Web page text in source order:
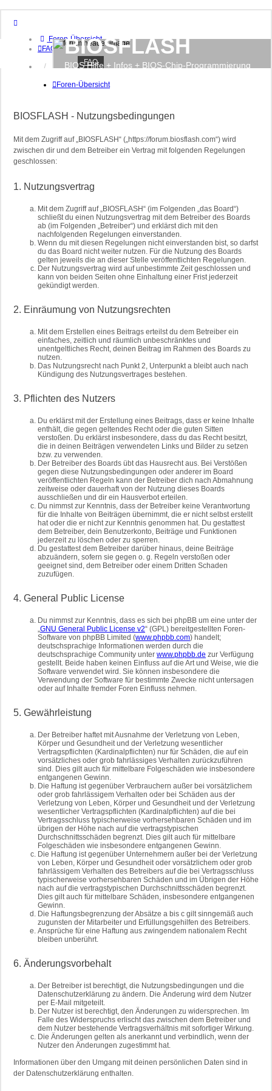
Foren-Übersicht
FAQ
Anmelden
BIOSFLASH
BIOS Hilfe + Infos + BIOS-Chip-Programmierung
FAQ
Foren-Übersicht
BIOSFLASH - Nutzungsbedingungen
Mit dem Zugriff auf „BIOSFLASH“ („https://forum.biosflash.com“) wird
zwischen dir und dem Betreiber ein Vertrag mit folgenden Regelungen
geschlossen:
1. Nutzungsvertrag
Mit dem Zugriff auf „BIOSFLASH“ (im Folgenden „das Board“)
schließt du einen Nutzungsvertrag mit dem Betreiber des Boards
ab (im Folgenden „Betreiber“) und erklärst dich mit den
nachfolgenden Regelungen einverstanden.
Wenn du mit diesen Regelungen nicht einverstanden bist, so darfst
du das Board nicht weiter nutzen. Für die Nutzung des Boards
gelten jeweils die an dieser Stelle veröffentlichten Regelungen.
Der Nutzungsvertrag wird auf unbestimmte Zeit geschlossen und
kann von beiden Seiten ohne Einhaltung einer Frist jederzeit
gekündigt werden.
2. Einräumung von Nutzungsrechten
Mit dem Erstellen eines Beitrags erteilst du dem Betreiber ein
einfaches, zeitlich und räumlich unbeschränktes und
unentgeltliches Recht, deinen Beitrag im Rahmen des Boards zu
nutzen.
Das Nutzungsrecht nach Punkt 2, Unterpunkt a bleibt auch nach
Kündigung des Nutzungsvertrages bestehen.
3. Pflichten des Nutzers
Du erklärst mit der Erstellung eines Beitrags, dass er keine Inhalte
enthält, die gegen geltendes Recht oder die guten Sitten
verstoßen. Du erklärst insbesondere, dass du das Recht besitzt,
die in deinen Beiträgen verwendeten Links und Bilder zu setzen
bzw. zu verwenden.
Der Betreiber des Boards übt das Hausrecht aus. Bei Verstößen
gegen diese Nutzungsbedingungen oder anderer im Board
veröffentlichten Regeln kann der Betreiber dich nach Abmahnung
zeitweise oder dauerhaft von der Nutzung dieses Boards
ausschließen und dir ein Hausverbot erteilen.
Du nimmst zur Kenntnis, dass der Betreiber keine Verantwortung
für die Inhalte von Beiträgen übernimmt, die er nicht selbst erstellt
hat oder die er nicht zur Kenntnis genommen hat. Du gestattest
dem Betreiber, dein Benutzerkonto, Beiträge und Funktionen
jederzeit zu löschen oder zu sperren.
Du gestattest dem Betreiber darüber hinaus, deine Beiträge
abzuändern, sofern sie gegen o. g. Regeln verstoßen oder
geeignet sind, dem Betreiber oder einem Dritten Schaden
zuzufügen.
4. General Public License
Du nimmst zur Kenntnis, dass es sich bei phpBB um eine unter der
„GNU General Public License v2“ (GPL) bereitgestellten Foren-
Software von phpBB Limited (www.phpbb.com) handelt;
deutschsprachige Informationen werden durch die
deutschsprachige Community unter www.phpbb.de zur Verfügung
gestellt. Beide haben keinen Einfluss auf die Art und Weise, wie die
Software verwendet wird. Sie können insbesondere die
Verwendung der Software für bestimmte Zwecke nicht untersagen
oder auf Inhalte fremder Foren Einfluss nehmen.
5. Gewährleistung
Der Betreiber haftet mit Ausnahme der Verletzung von Leben,
Körper und Gesundheit und der Verletzung wesentlicher
Vertragspflichten (Kardinalpflichten) nur für Schäden, die auf ein
vorsätzliches oder grob fahrlässiges Verhalten zurückzuführen
sind. Dies gilt auch für mittelbare Folgeschäden wie insbesondere
entgangenen Gewinn.
Die Haftung ist gegenüber Verbrauchern außer bei vorsätzlichem
oder grob fahrlässigem Verhalten oder bei Schäden aus der
Verletzung von Leben, Körper und Gesundheit und der Verletzung
wesentlicher Vertragspflichten (Kardinalpflichten) auf die bei
Vertragsschluss typischerweise vorhersehbaren Schäden und im
übrigen der Höhe nach auf die vertragstypischen
Durchschnittsschäden begrenzt. Dies gilt auch für mittelbare
Folgeschäden wie insbesondere entgangenen Gewinn.
Die Haftung ist gegenüber Unternehmern außer bei der Verletzung
von Leben, Körper und Gesundheit oder vorsätzlichem oder grob
fahrlässigem Verhalten des Betreibers auf die bei Vertragsschluss
typischerweise vorhersehbaren Schäden und im Übrigen der Höhe
nach auf die vertragstypischen Durchschnittsschäden begrenzt.
Dies gilt auch für mittelbare Schäden, insbesondere entgangenen
Gewinn.
Die Haftungsbegrenzung der Absätze a bis c gilt sinngemäß auch
zugunsten der Mitarbeiter und Erfüllungsgehilfen des Betreibers.
Ansprüche für eine Haftung aus zwingendem nationalem Recht
bleiben unberührt.
6. Änderungsvorbehalt
Der Betreiber ist berechtigt, die Nutzungsbedingungen und die
Datenschutzerklärung zu ändern. Die Änderung wird dem Nutzer
per E-Mail mitgeteilt.
Der Nutzer ist berechtigt, den Änderungen zu widersprechen. Im
Falle des Widerspruchs erlischt das zwischen dem Betreiber und
dem Nutzer bestehende Vertragsverhältnis mit sofortiger Wirkung.
Die Änderungen gelten als anerkannt und verbindlich, wenn der
Nutzer den Änderungen zugestimmt hat.
Informationen über den Umgang mit deinen persönlichen Daten sind in
der Datenschutzerklärung enthalten.